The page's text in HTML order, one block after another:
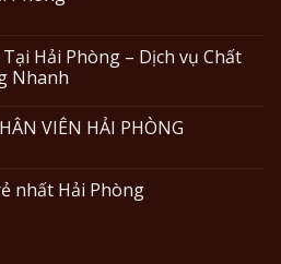
Hải Phòng – Dịch vụ Chất
Nhanh
VIÊN HẢI PHÒNG
nhất Hải Phòng